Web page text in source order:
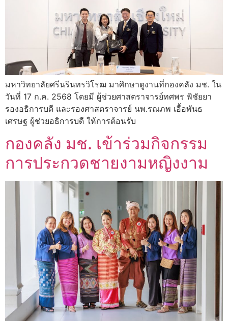
มหาวิทยาลัยศรีนรินทรวิโรฒ มาศึกษาดูงานที่กองคลัง มช. ใน
วันที่ 17 ก.ค. 2568 โดยมี ผู้ช่วยศาสตราจารย์ทศพร พิชัยยา
รองอธิการบดี และรองศาสตราจารย์ นพ.รณภพ เอื้อพันธ
เศรษฐ ผู้ช่วยอธิการบดี ให้การต้อนรับ
กองคลัง มช. เข้าร่วมกิจกรรม
การประกวดชายงามหญิงงาม